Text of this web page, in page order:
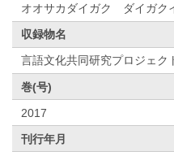
オオサカダイガク ダイガ
収録物名
言語文化共同研究プロジェク
巻(号)
2017
刊行年月